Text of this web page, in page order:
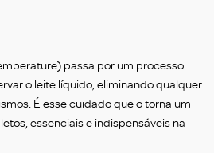
passa por um processo
o leite líquido, eliminando qualquer
É esse cuidado que o torna um
essenciais e indispensáveis na